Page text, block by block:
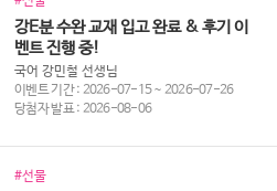
강E분 수완 교재 입고 완료 & 후기 이
벤트 진행 중!
국어 강민철 선생님
이벤트 기간 : 2026-07-15 ~ 2026-07-26
당첨자 발표 : 2026-08-06
#선물